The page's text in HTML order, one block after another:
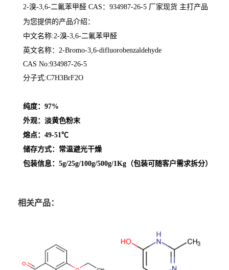
2-溴-3,6-二氟苯甲醛 CAS：934987-26-5 厂家现货 主打产品
为您提供的产品介绍 ：
中文名称:2-溴-3,6-二氟苯甲醛
英文名称： 2-Bromo-3,6-difluorobenzaldehyde
CAS No:934987-26-5
分子式:C7H3BrF2O
纯度：97%
外观：淡黄色粉末
熔点： 49-51℃
储存方式：常温避光干燥
包装信息：5g/25g/100g/500g/1Kg（包装可随客户需求拆分）
相关产品：